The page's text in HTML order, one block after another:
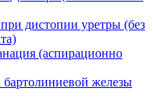
дистопии уретры (без
(аспирационно
бартолиниевой железы